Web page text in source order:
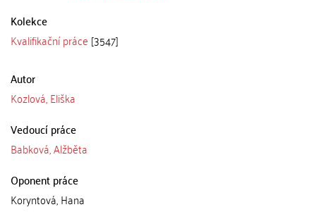
Kolekce
Kvalifikační práce [3547]
Autor
Kozlová, Eliška
Vedoucí práce
Babková, Alžběta
Oponent práce
Koryntová, Hana